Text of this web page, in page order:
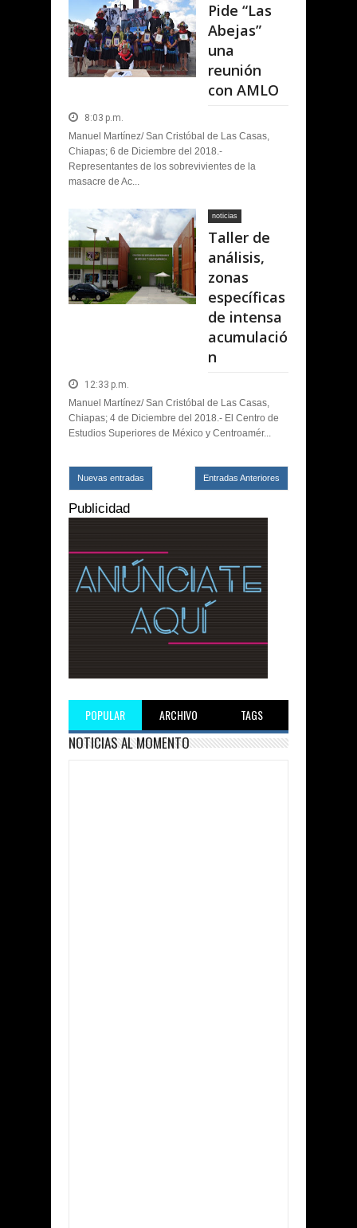
Pide “Las
Abejas”
una
reunión
con AMLO
8:03 p.m.
Manuel Martínez/ San Cristóbal de Las Casas,
Chiapas; 6 de Diciembre del 2018.-
Representantes de los sobrevivientes de la
masacre de Ac...
noticias
Taller de
análisis,
zonas
específicas
de intensa
acumulació
n
12:33 p.m.
Manuel Martínez/ San Cristóbal de Las Casas,
Chiapas; 4 de Diciembre del 2018.- El Centro de
Estudios Superiores de México y Centroamér...
Nuevas entradas Entradas Anteriores
Publicidad
POPULAR ARCHIVO TAGS
NOTICIAS AL MOMENTO